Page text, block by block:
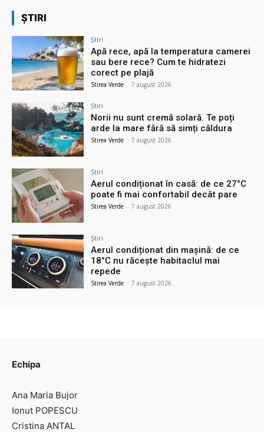
ȘTIRI
Știri
Apă rece, apă la temperatura camerei
sau bere rece? Cum te hidratezi
corect pe plajă
Stirea Verde - 7 august 2026
Știri
Norii nu sunt cremă solară. Te poți
arde la mare fără să simți căldura
Stirea Verde - 7 august 2026
Știri
Aerul condiționat în casă: de ce 27°C
poate fi mai confortabil decât pare
Stirea Verde - 7 august 2026
Știri
Aerul condiționat din mașină: de ce
18°C nu răcește habitaclul mai
repede
Stirea Verde - 7 august 2026
Echipa
Ana Maria Bujor
Ionut POPESCU
Cristina ANTAL